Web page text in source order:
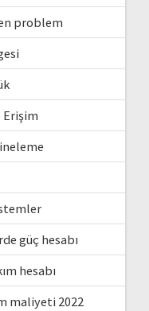
problem
güç hesabı
hesabı
maliyeti 2022